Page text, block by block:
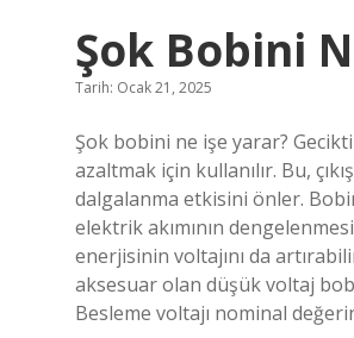
Şok Bobini
Tarih: Ocak 21, 2025
Şok bobini ne işe yarar?
azaltmak için kullanılır. Bu,
dalgalanma etkisini önler.
elektrik akımının
enerjisinin voltajını da
aksesuar olan düşük voltaj
Besleme voltajı nominal